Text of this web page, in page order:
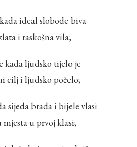
ideal slobode biva
i raskošna vila;
kada ljudsko tijelo je
cilj i ljudsko počelo;
sijeda brada i bijele vlasi
u prvoj klasi;